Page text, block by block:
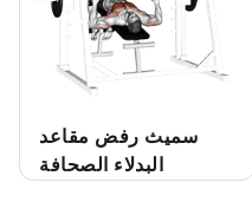
سميث رفض مقاعد
البدلاء الصحافة